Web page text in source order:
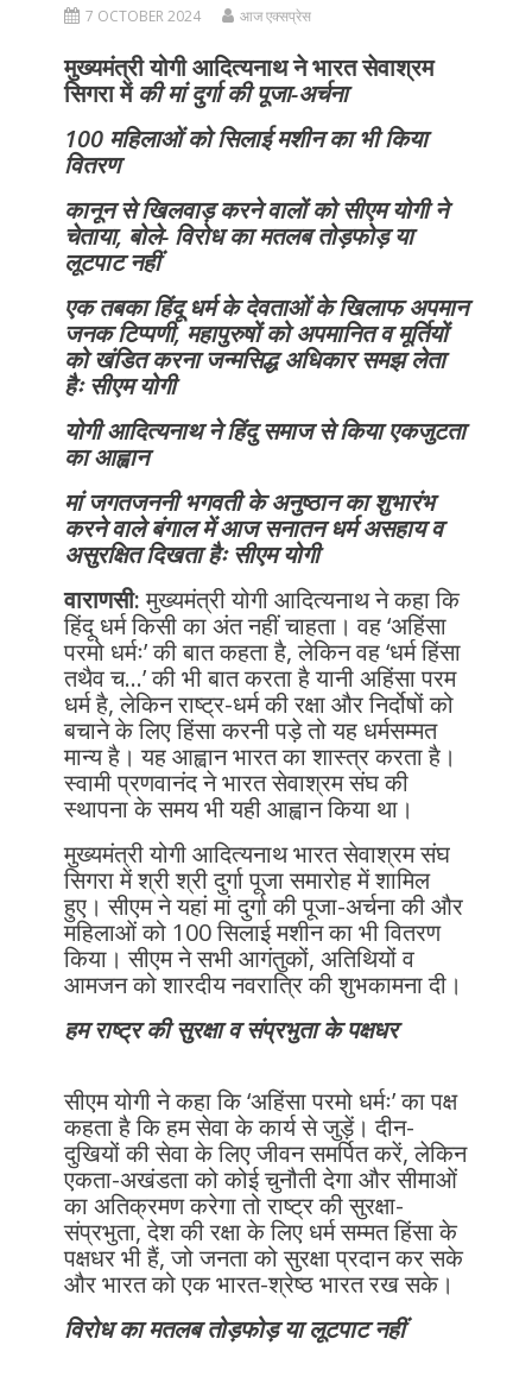
7 OCTOBER 2024 आज एक्सप्रेस
मुख्यमंत्री योगी आदित्यनाथ ने भारत सेवाश्रम
सिगरा मेंकी मां दुर्गा की पूजा-अर्चना
100 महिलाओं को सिलाई मशीन का भी किया
वितरण
कानून से खिलवाड़ करने वालों को सीएम योगी ने
चेताया, बोले- विरोध का मतलब तोड़फोड़ या
लूटपाट नहीं
एक तबका हिंदू धर्म के देवताओं के खिलाफ अपमान
जनक टिप्पणी, महापुरुषों को अपमानित व मूर्तियों
को खंडित करना जन्मसिद्ध अधिकार समझ लेता
हैः सीएम योगी
योगी आदित्यनाथ ने हिंदु समाज से किया एकजुटता
का आह्वान
मां जगतजननी भगवती के अनुष्ठान का शुभारंभ
करने वाले बंगाल में आज सनातन धर्म असहाय व
असुरक्षित दिखता हैः सीएम योगी
वाराणसी:मुख्यमंत्री योगी आदित्यनाथ ने कहा कि
हिंदू धर्म किसी का अंत नहीं चाहता। वह ‘अहिंसा
परमो धर्मः’ की बात कहता है, लेकिन वह ‘धर्म हिंसा
तथैव च…’ की भी बात करता है यानी अहिंसा परम
धर्म है, लेकिन राष्ट्र-धर्म की रक्षा और निर्दोषों को
बचाने के लिए हिंसा करनी पड़े तो यह धर्मसम्मत
मान्य है। यह आह्वान भारत का शास्त्र करता है।
स्वामी प्रणवानंद ने भारत सेवाश्रम संघ की
स्थापना के समय भी यही आह्वान किया था।
मुख्यमंत्री योगी आदित्यनाथ भारत सेवाश्रम संघ
सिगरा में श्री श्री दुर्गा पूजा समारोह में शामिल
हुए। सीएम ने यहां मां दुर्गा की पूजा-अर्चना की और
महिलाओं को 100 सिलाई मशीन का भी वितरण
किया। सीएम ने सभी आगंतुकों, अतिथियों व
आमजन को शारदीय नवरात्रि की शुभकामना दी।
हम राष्ट्र की सुरक्षा व संप्रभुता के पक्षधर
सीएम योगी ने कहा कि ‘अहिंसा परमो धर्मः’ का पक्ष
कहता है कि हम सेवा के कार्य से जुड़ें। दीन-
दुखियों की सेवा के लिए जीवन समर्पित करें, लेकिन
एकता-अखंडता को कोई चुनौती देगा और सीमाओं
का अतिक्रमण करेगा तो राष्ट्र की सुरक्षा-
संप्रभुता, देश की रक्षा के लिए धर्म सम्मत हिंसा के
पक्षधर भी हैं, जो जनता को सुरक्षा प्रदान कर सके
और भारत को एक भारत-श्रेष्ठ भारत रख सके।
विरोध का मतलब तोड़फोड़ या लूटपाट नहीं